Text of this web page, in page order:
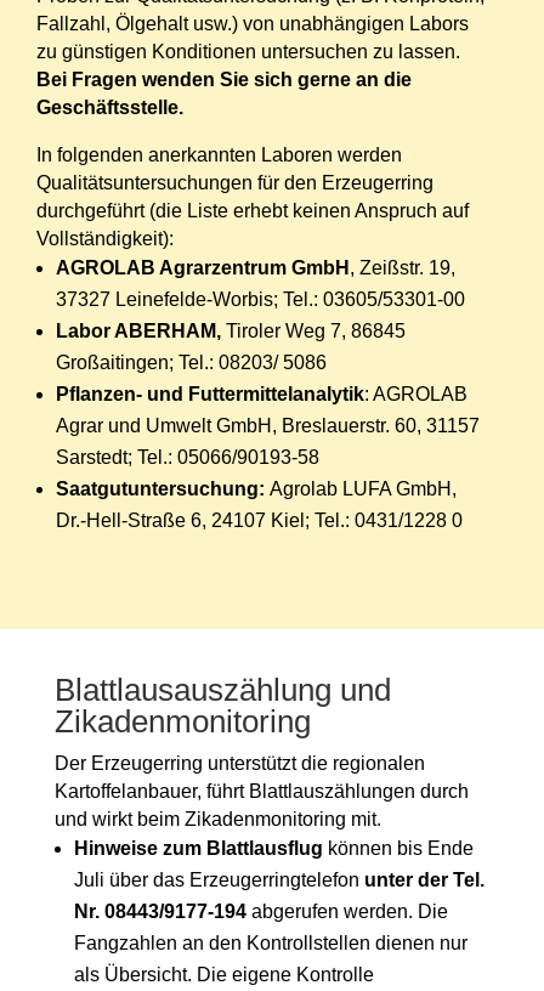
Fallzahl, Ölgehalt usw.) von unabhängigen Labors
zu günstigen Konditionen untersuchen zu lassen.
Bei Fragen wenden Sie sich gerne an die
Geschäftsstelle.
In folgenden anerkannten Laboren werden
Qualitätsuntersuchungen für den Erzeugerring
durchgeführt (die Liste erhebt keinen Anspruch auf
Vollständigkeit):
AGROLAB Agrarzentrum GmbH , Zeißstr. 19,
37327 Leinefelde-Worbis; Tel.: 03605/53301-00
Labor ABERHAM, Tiroler Weg 7, 86845
Großaitingen; Tel.: 08203/ 5086
Pflanzen- und Futtermittelanalytik: AGROLAB
Agrar und Umwelt GmbH, Breslauerstr. 60, 31157
Sarstedt; Tel.: 05066/90193-58
Saatgutuntersuchung: Agrolab LUFA GmbH,
Dr.-Hell-Straße 6, 24107 Kiel; Tel.: 0431/1228 0
Blattlausauszählung und
Zikadenmonitoring
Der Erzeugerring unterstützt die regionalen
Kartoffelanbauer, führt Blattlauszählungen durch
und wirkt beim Zikadenmonitoring mit.
Hinweise zum Blattlausflug können bis Ende
Juli über das Erzeugerringtelefon unter der Tel.
Nr. 08443/9177-194abgerufen werden. Die
Fangzahlen an den Kontrollstellen dienen nur
als Übersicht. Die eigene Kontrolle